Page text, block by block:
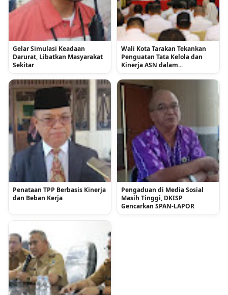
Gelar Simulasi Keadaan
Darurat, Libatkan Masyarakat
Sekitar
Wali Kota Tarakan Tekankan
Penguatan Tata Kelola dan
Kinerja ASN dalam...
Penataan TPP Berbasis Kinerja
dan Beban Kerja
Pengaduan di Media Sosial
Masih Tinggi, DKISP
Gencarkan SPAN-LAPOR